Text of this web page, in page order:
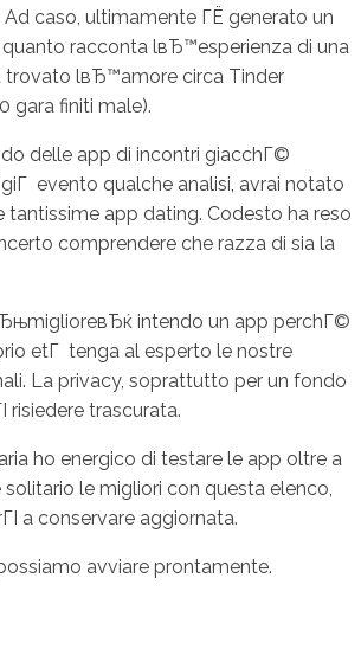
Ad caso, ultimamente ГЁ generato un
quanto racconta lвЂ™esperienza di una
trovato lвЂ™amore circa Tinder
gara finiti male).
delle app di incontri giacchГ©
evento qualche analisi, avrai notato
tantissime app dating. Codesto ha reso
comprendere che razza di sia la
intendo un app perchГ©
etГ tenga al esperto le nostre
La privacy, soprattutto per un fondo
risiedere trascurata.
ho energico di testare le app oltre a
le migliori con questa elenco,
a conservare aggiornata.
avviare prontamente.